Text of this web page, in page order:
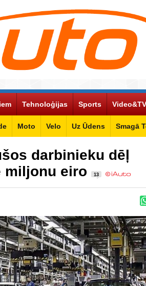
Moto Velo Uz Ūdens Smagā
Tehnoloģijas Sports Video&TV
darbinieku dēļ
miljonu eiro
13